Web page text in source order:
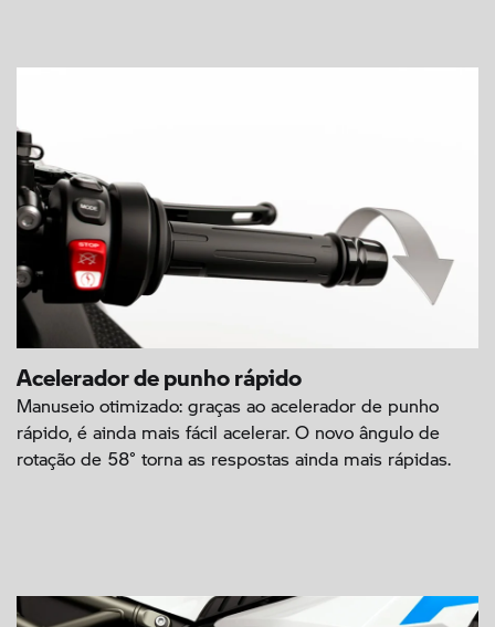
Acelerador de punho rápido
Manuseio otimizado: graças ao acelerador de punho
rápido, é ainda mais fácil acelerar. O novo ângulo de
rotação de 58° torna as respostas ainda mais rápidas.